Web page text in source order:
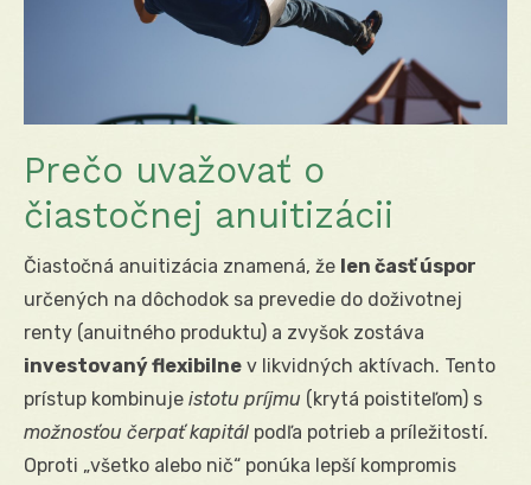
Prečo uvažovať o
čiastočnej anuitizácii
Čiastočná anuitizácia znamená, že len časť úspor
určených na dôchodok sa prevedie do doživotnej
renty (anuitného produktu) a zvyšok zostáva
investovaný flexibilne v likvidných aktívach. Tento
prístup kombinuje istotu príjmu (krytá poistiteľom) s
možnosťou čerpať kapitál podľa potrieb a príležitostí.
Oproti „všetko alebo nič“ ponúka lepší kompromis